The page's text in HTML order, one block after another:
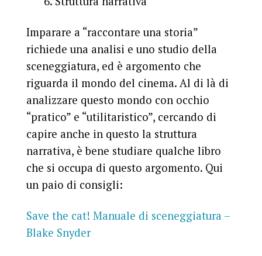
Imparare a “raccontare una storia”
richiede una analisi e uno studio della
sceneggiatura, ed è argomento che
riguarda il mondo del cinema. Al di là di
analizzare questo mondo con occhio
“pratico” e “utilitaristico”, cercando di
capire anche in questo la struttura
narrativa, è bene studiare qualche libro
che si occupa di questo argomento. Qui
un paio di consigli:
Save the cat! Manuale di sceneggiatura –
Blake Snyder